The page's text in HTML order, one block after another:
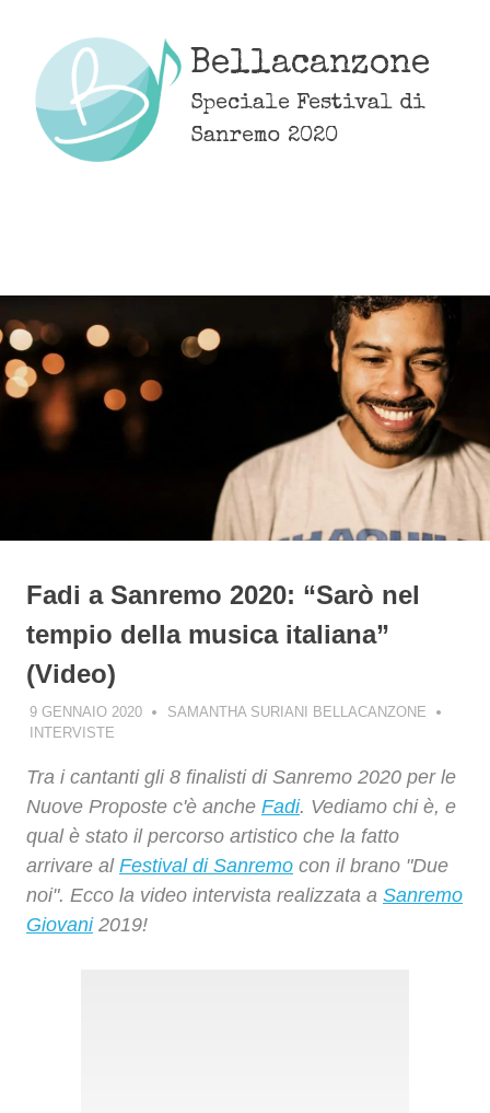
content
Bellacanzone
Speciale Festival di
Sanremo 2020
Fadi a Sanremo 2020: “Sarò nel
tempio della musica italiana”
(Video)
9 GENNAIO 2020
SAMANTHA SURIANI BELLACANZONE
INTERVISTE
Tra i cantanti gli 8 finalisti di Sanremo 2020 per le
Nuove Proposte c'è anche Fadi. Vediamo chi è, e
qual è stato il percorso artistico che la fatto
arrivare al Festival di Sanremo con il brano "Due
noi". Ecco la video intervista realizzata a Sanremo
Giovani2019!